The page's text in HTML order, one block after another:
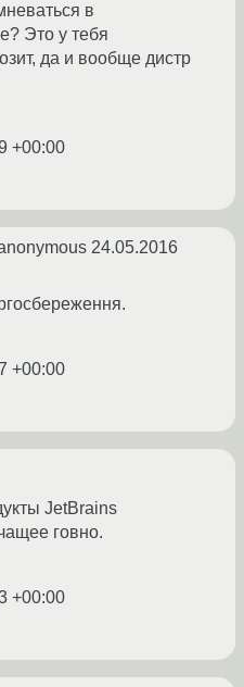
в
Это у тебя
да и вообще дистр
+00:00
24.05.2016
+00:00
JetBrains
говно.
+00:00